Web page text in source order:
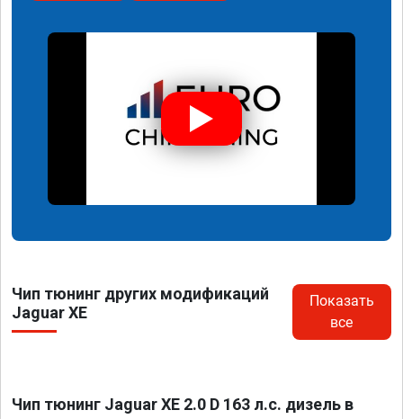
Чип тюнинг других модификаций
Jaguar XE
Показать
все
Чип тюнинг Jaguar XE 2.0 D 163 л.с. дизель в